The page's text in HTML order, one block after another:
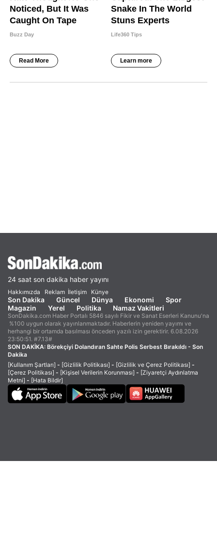
24 saat son dakika haber yayını
Hakkımızda Reklam İletişim Künye
Son Dakika Güncel Dünya Ekonomi
Spor
Magazin
Yerel Politika Namaz Vakitleri
SonDakika.com Haber Portalı 5846 sayılı Fikir ve Sanat Eserleri Kanunu'na
%100 uygun olarak yayınlanmaktadır. Haberlerin yeniden yayımı ve
herhangi bir ortamda basılması önceden yazılı izin gerektirir. 6.08.2026
23:50:51. #7.13#
SON DAKİKA: Börekçiyi Dolandıran Sahte Polis Serbest Bırakıldı - Son
Dakika
[Kullanım Şartları] - [Gizlilik Politikası] - [Gizlilik ve Çerez Politikası] -
[Çerez Politikası] - [Kişisel Verilerin Korunması] - [Ziyaretçi Aydınlatma
Metni] - [Hata Bildir]